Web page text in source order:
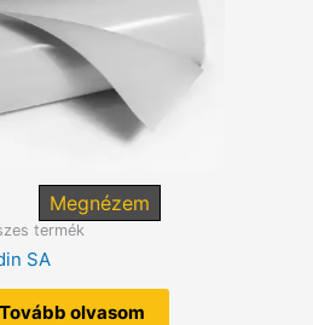
Megnézem
termék
SA
Tovább olvasom